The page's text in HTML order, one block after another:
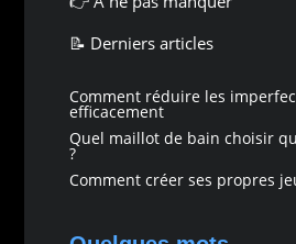
📝 Derniers articles
Comment réduire les
efficacement
Quel maillot de bain choisir
?
Comment créer ses propres